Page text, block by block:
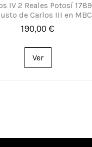
IV 2 Reales Potosí 1789
de Carlos III en MBC
190,00 €
Ver